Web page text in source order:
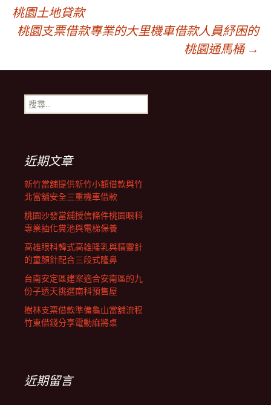
章
導
覽
桃園土地貸款
桃園支票借款專業的大里機車借款人員紓困的
桃園通馬桶 →
搜
尋
近期文章
新竹當舖提供新竹小額借款與竹
北當舖安全三重機車借款
桃園沙發當舖授信條件桃園眼科
專業抽化糞池與電梯保養
高雄眼科韓式高雄隆乳與精靈針
的童顏針配合三段式隆鼻
台南安定區建案適合安南區的九
份子透天挑選南科預售屋
樹林支票借款準備龜山當舖流程
竹東借錢分享電動麻將桌
近期留言